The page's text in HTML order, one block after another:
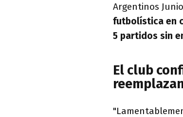
Argentinos
futbolística en
5 partidos sin
El club